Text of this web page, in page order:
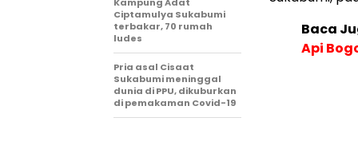
Baca
Api
Kampung Adat
Ciptamulya Sukabumi
terbakar, 70 rumah
ludes
Pria asal Cisaat
Sukabumi meninggal
dunia di PPU, dikuburkan
di pemakaman Covid-19